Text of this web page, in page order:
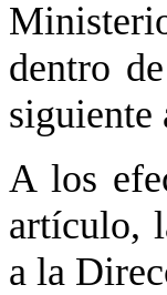
dentro
siguiente
A los
artículo,
a la